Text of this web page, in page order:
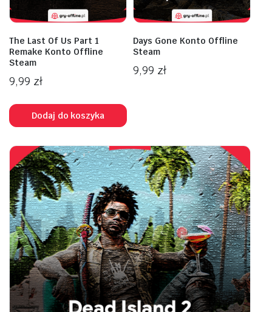
The Last Of Us Part 1
Remake Konto Offline
Steam
9,99 zł
Dodaj do koszyka
Days Gone Konto Offline
Steam
9,99 zł